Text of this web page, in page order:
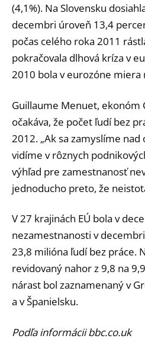
(4,1%). Na Slovensku
decembri úroveň 13,4
počas celého roka 2011
pokračovala dlhová kríza v
2010 bola v eurozóne miera
Guillaume Menuet, ekonóm
očakáva, že počet ľudí bez
2012. „Ak sa zamyslíme
vidíme v rôznych
výhľad pre zamestnanosť
jednoducho preto, že
V 27 krajinách EÚ bola v
nezamestnanosti v
23,8 milióna ľudí bez práce.
revidovaný nahor z 9,8 na
nárast bol zaznamenaný v
a v Španielsku.
Podľa informácii bbc.co.uk